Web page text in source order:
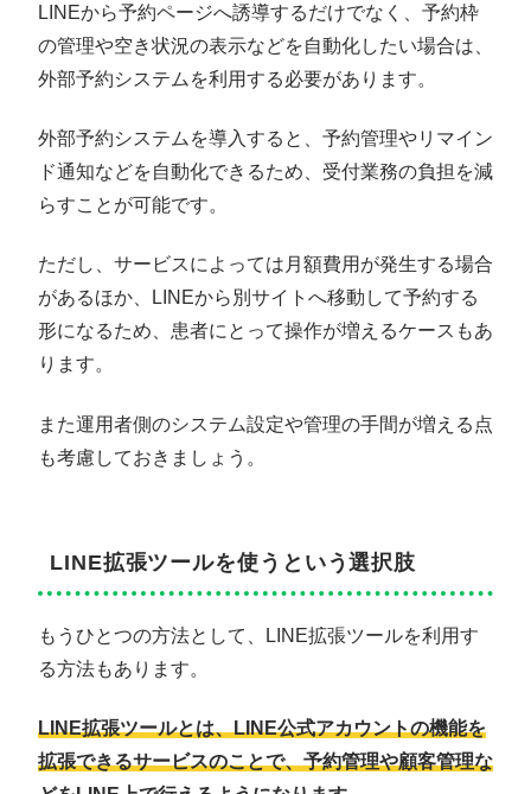
LINEから予約ページへ誘導するだけでなく、予約枠
の管理や空き状況の表示などを自動化したい場合は、
外部予約システムを利用する必要があります。
外部予約システムを導入すると、予約管理やリマイン
ド通知などを自動化できるため、受付業務の負担を減
らすことが可能です。
ただし、サービスによっては月額費用が発生する場合
があるほか、LINEから別サイトへ移動して予約する
形になるため、患者にとって操作が増えるケースもあ
ります。
また運用者側のシステム設定や管理の手間が増える点
も考慮しておきましょう。
LINE拡張ツールを使うという選択肢
もうひとつの方法として、LINE拡張ツールを利用す
る方法もあります。
LINE拡張ツールとは、LINE公式アカウントの機能を
拡張できるサービスのことで、予約管理や顧客管理な